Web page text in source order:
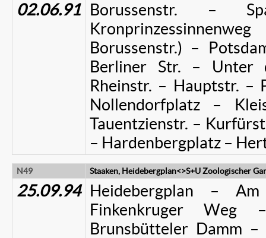
02.06.91 Borussenstr. –
Borussenstr.) –
Berliner Str. – Unter
Rheinstr. – Hauptstr. –
Nollendorfplatz –
Tauentzienstr. –
– Hardenbergplatz –
N49 Staaken, Heidebergplan<>S+U Zoologischer
25.09.94 Heidebergplan –
Finkenkruger Weg
Brunsbütteler Damm